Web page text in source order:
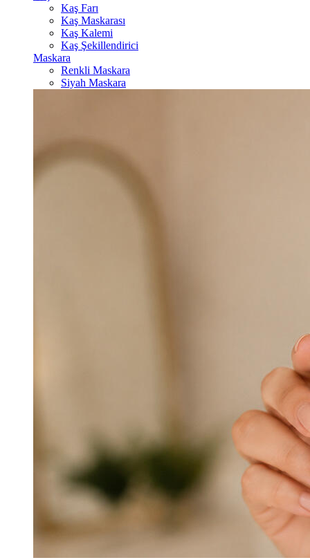
Kaş Farı
Kaş Maskarası
Kaş Kalemi
Kaş Şekillendirici
Maskara
Renkli Maskara
Siyah Maskara